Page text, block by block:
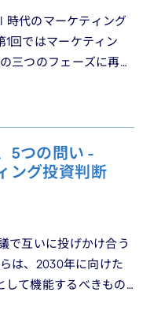
時代のマーケティング
回ではマーケティン
三つのフェーズに再構
回では Learn フェーズ
を論じた。シリーズ
を日本市場の文脈に
る時代が、いま始
5つの問い -
ング投資判断
で互いに投げかけ合う
は、2030年に向けた
して機能するべきもの